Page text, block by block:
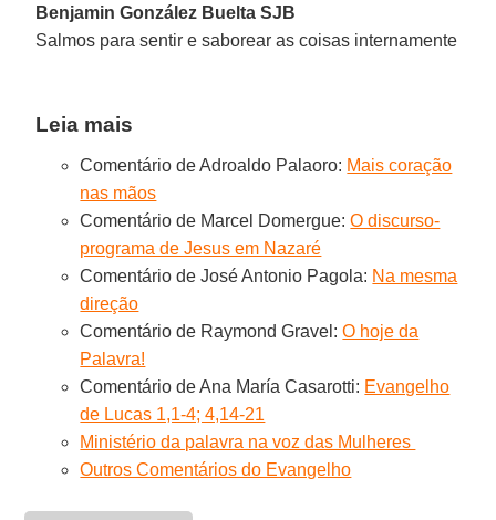
Benjamin González Buelta SJB
Salmos para sentir e saborear as coisas internamente
Leia mais
Comentário de Adroaldo Palaoro: Mais coração
nas mãos
Comentário de Marcel Domergue:O discurso-
programa de Jesus em Nazaré
Comentário de José Antonio Pagola: Na mesma
direção
Comentário de Raymond Gravel:O hoje da
Palavra!
Comentário de Ana María Casarotti: Evangelho
de Lucas 1,1-4; 4,14-21
Ministério da palavra na voz das Mulheres
Outros Comentários do Evangelho